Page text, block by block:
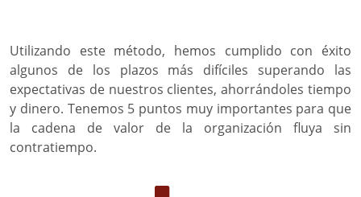
Utilizando este método, hemos cumplido con éxito
algunos de los plazos más difíciles superando las
expectativas de nuestros clientes, ahorrándoles tiempo
y dinero. Tenemos 5 puntos muy importantes para que
la cadena de valor de la organización fluya sin
contratiempo.